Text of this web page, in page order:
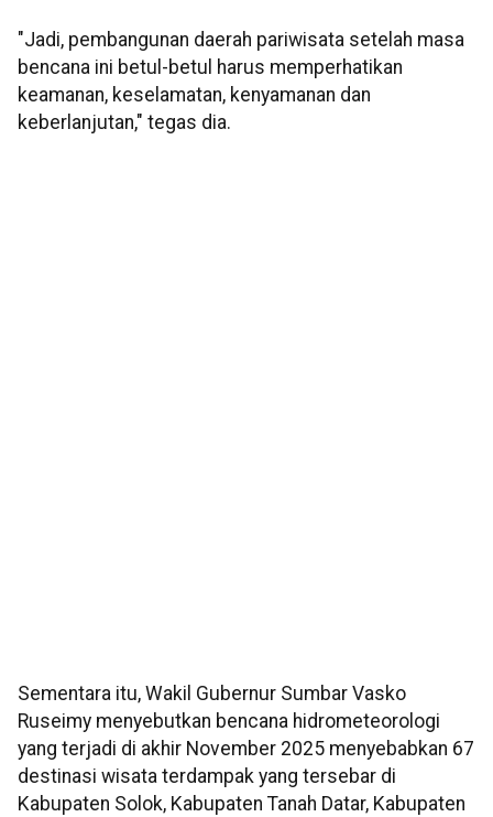
"Jadi, pembangunan daerah pariwisata setelah masa
bencana ini betul-betul harus memperhatikan
keamanan, keselamatan, kenyamanan dan
keberlanjutan," tegas dia.
Sementara itu, Wakil Gubernur Sumbar Vasko
Ruseimy menyebutkan bencana hidrometeorologi
yang terjadi di akhir November 2025 menyebabkan 67
destinasi wisata terdampak yang tersebar di
Kabupaten Solok, Kabupaten Tanah Datar, Kabupaten